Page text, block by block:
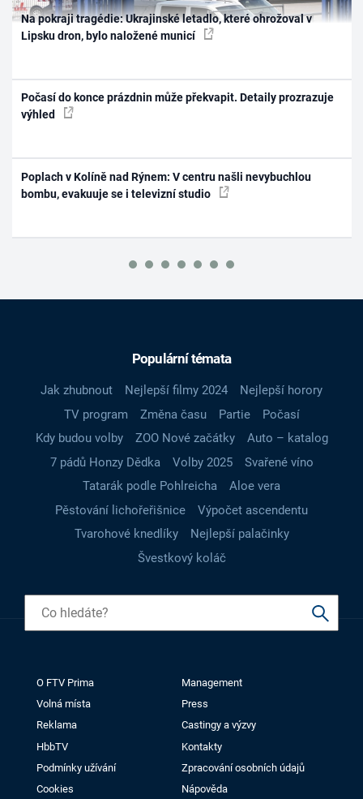
Na pokraji tragédie: Ukrajinské letadlo, které ohrožoval v
Lipsku dron, bylo naložené municí
Počasí do konce prázdnin může překvapit. Detaily prozrazuje
výhled
Poplach v Kolíně nad Rýnem: V centru našli nevybuchlou
bombu, evakuuje se i televizní studio
Populární témata
Jak zhubnout Nejlepší filmy 2024
Nejlepší horory
TV program
Změna času Partie
Počasí
Kdy budou volby
ZOO Nové začátky
Auto – katalog
7 pádů Honzy Dědka
Volby 2025
Svařené víno
Tatarák podle Pohlreicha
Aloe vera
Pěstování lichořeřišnice
Výpočet ascendentu
Tvarohové knedlíky
Nejlepší palačinky
Švestkový koláč
O FTV Prima
Management
Volná místa
Press
Reklama
Castingy a výzvy
HbbTV
Kontakty
Podmínky užívání
Zpracování osobních údajů
Cookies
Nápověda